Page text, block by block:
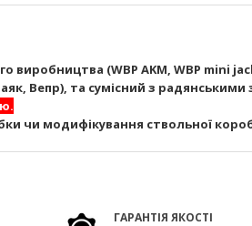
(WBP AKM, WBP mini
Вепр), та сумісний з
чи модифікування ствольної
ГАРАНТІЯ ЯКОСТІ